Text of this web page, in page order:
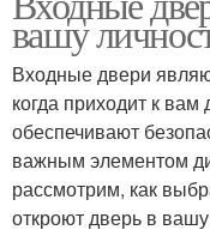
вашу
Входные двери
когда приходит к
обеспечивают
важным элементом
рассмотрим, как
откроют дверь в